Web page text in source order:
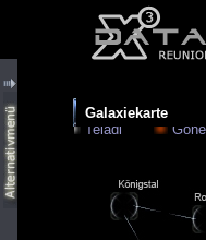
Galaxiekarte